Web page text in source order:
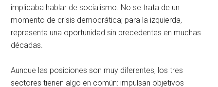
implicaba hablar de socialismo. No se trata de un
momento de crisis democrática; para la izquierda,
representa una oportunidad sin precedentes en muchas
décadas.
Aunque las posiciones son muy diferentes, los tres
sectores tienen algo en común: impulsan objetivos